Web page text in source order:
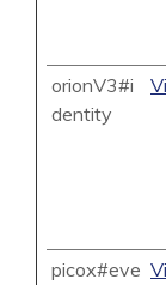
orionV3#i
dentity
picox#eve